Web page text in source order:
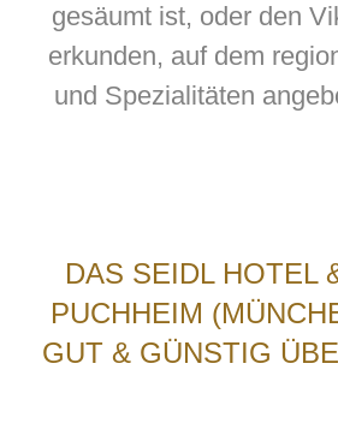
gesäumt ist, oder den
erkunden, auf dem
und Spezialitäten
DAS SEIDL HOTEL
PUCHHEIM
GUT & GÜNSTIG